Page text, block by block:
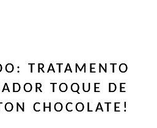
TRATAMENTO
TOQUE DE
CHOCOLATE!